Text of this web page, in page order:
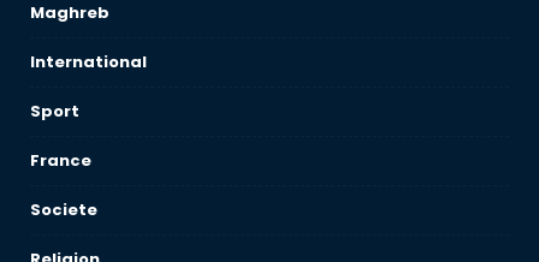
Maghreb
International
Sport
France
Societe